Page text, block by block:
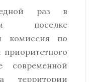
раз в
поселке
комиссия по
современной
территории